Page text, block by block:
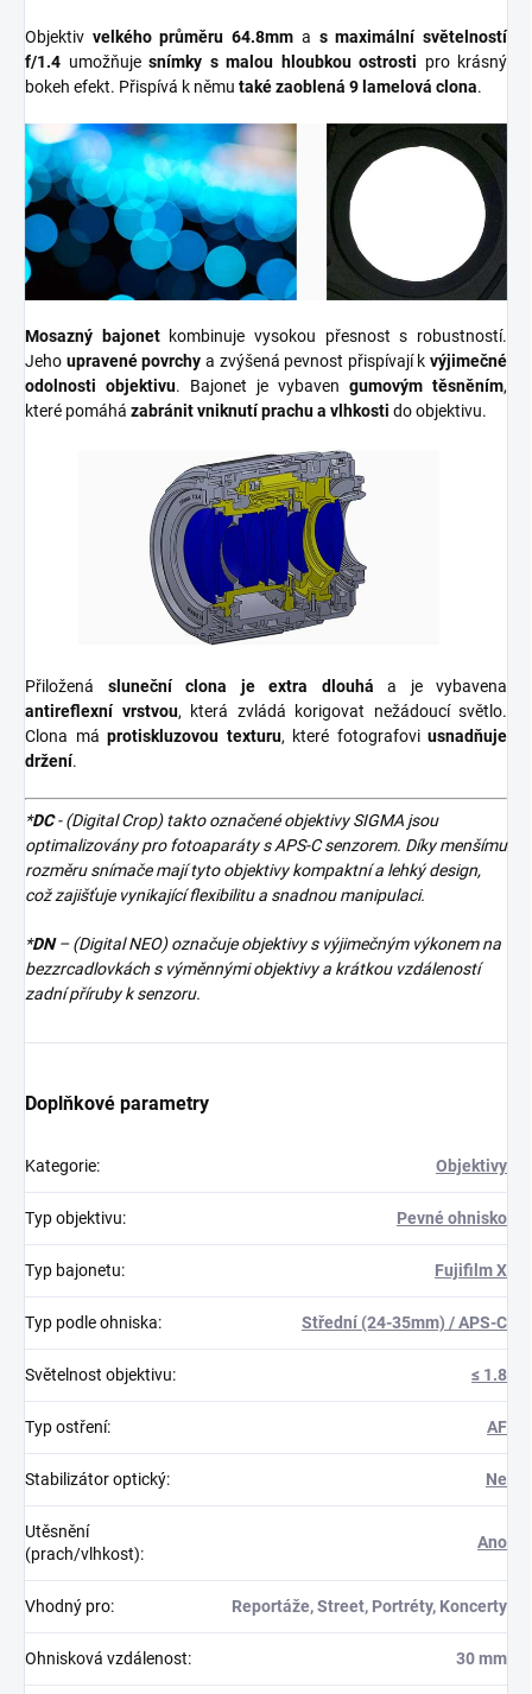
Objektiv velkého průměru64.8mm a s maximální světelností
f/1.4 umožňuje snímky s malou hloubkou ostrosti pro krásný
bokeh efekt. Přispívá k němu také zaoblená 9 lamelová clona.
Mosazný bajonetkombinuje vysokou přesnost s robustností.
Jeho upravené povrchy a zvýšená pevnost přispívají k výjimečné
odolnosti objektivu. Bajonet je vybaven gumovým těsněním,
které pomáhá zabránit vniknutí prachu a vlhkosti do objektivu.
Přiložená sluneční clona je extra dlouhá a je vybavena
antireflexní vrstvou, která zvládá korigovat nežádoucí světlo.
Clona má protiskluzovou texturu, které fotografovi usnadňuje
držení.
*DC- (Digital Crop)takto označené objektivy SIGMA jsou
optimalizovány pro fotoaparáty s APS-C senzorem. Díky menšímu
rozměru snímače mají tyto objektivy kompaktní a lehký design,
což zajišťuje vynikající flexibilitu a snadnou manipulaci.
*DN– (Digital NEO) označuje objektivy s výjimečným výkonem na
bezzrcadlovkách s výměnnými objektivy a krátkou vzdáleností
zadní příruby k senzoru.
Doplňkové parametry
Kategorie: Objektivy
Typ objektivu: Pevné ohnisko
Typ bajonetu: Fujifilm X
Typ podle ohniska: Střední (24-35mm) / APS-C
Světelnost objektivu: ≤ 1.8
Typ ostření: AF
Stabilizátor optický: Ne
Utěsnění
(prach/vlhkost):
Ano
Vhodný pro: Reportáže, Street, Portréty, Koncerty
Ohnisková vzdálenost: 30 mm